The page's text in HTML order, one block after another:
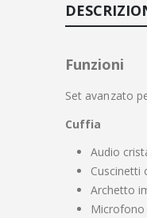
Funzioni
Set avanzato
Cuffia
Audio
Cuscinetti
Archetto
Microfono